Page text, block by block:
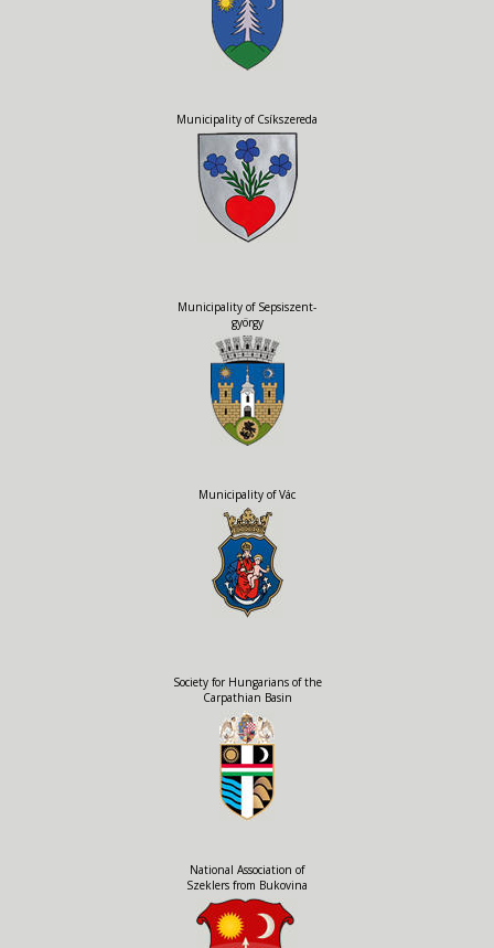
Municipality of Csíkszereda
Municipality of Sepsiszent-
györgy
Municipality of Vác
Society for Hungarians of the
Carpathian Basin
National Association of
Szeklers from Bukovina